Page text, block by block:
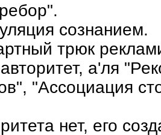
сознанием.
трюк
а'ля
"Ассоциация
нет, его